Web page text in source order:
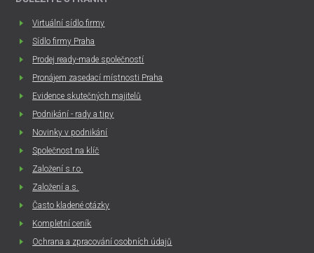
Virtuální sídlo firmy
Sídlo firmy Praha
Prodej ready-made společností
Pronájem zasedací místnosti Praha
Evidence skutečných majitelů
Podnikání - rady a tipy
Novinky v podnikání
Společnost na klíč
Založení s.r.o.
Založení a.s.
Často kladené otázky
Kompletní ceník
Ochrana a zpracování osobních údajů